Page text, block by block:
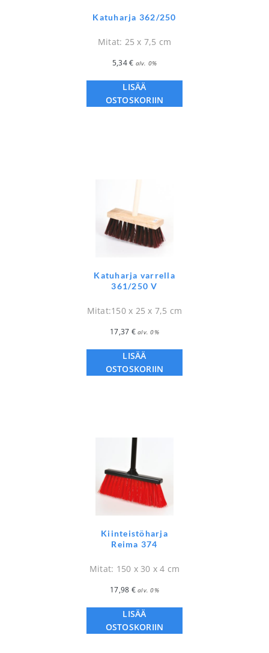
Katuharja 362/250
Mitat: 25 x 7,5 cm
5,34€ alv. 0%
LISÄÄ
OSTOSKORIIN
Katuharja varrella
361/250 V
Mitat:150 x 25 x 7,5 cm
17,37 € alv. 0%
LISÄÄ
OSTOSKORIIN
Kiinteistöharja
Reima 374
Mitat: 150 x 30 x 4 cm
17,98 € alv. 0%
LISÄÄ
OSTOSKORIIN